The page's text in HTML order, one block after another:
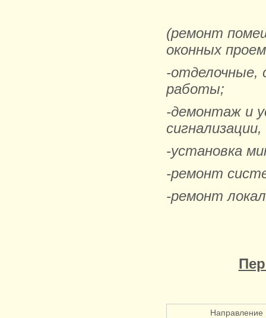
(ремонт
оконных
-отделочные,
работы;
-демонтаж и
-установка
-ремонт
-ремонт
Направление